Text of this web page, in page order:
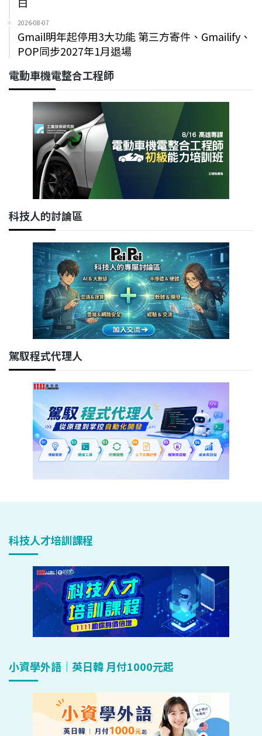
2026-08-07
Gmail明年起停用3大功能 第三方寄件、Gmailify、
POP同步2027年1月退場
電動車機電整合工程師
科技人的討論區
駕馭程式代理人
科技人才培訓課程
小資學外語｜英日韓 月付1000元起